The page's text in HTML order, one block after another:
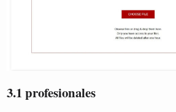
3.1 profesionales